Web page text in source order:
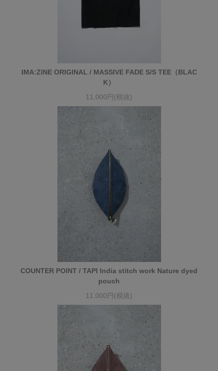
IMA:ZINE ORIGINAL / MASSIVE FADE S/S TEE（BLAC
K）
11,000円(税抜)
COUNTER POINT / TAPI India stitch work Nature dyed
pouch
11,000円(税抜)